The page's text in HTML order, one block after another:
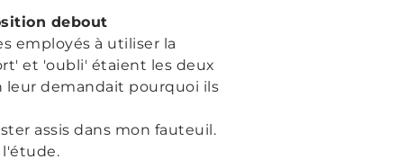
debout
employés à utiliser la
et 'oubli' étaient les deux
leur demandait pourquoi ils
assis dans mon fauteuil.
l'étude.